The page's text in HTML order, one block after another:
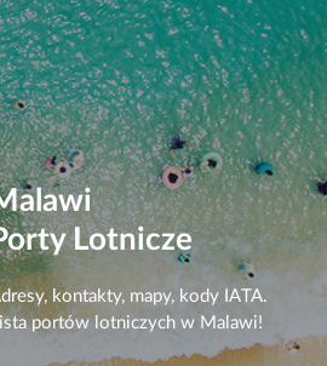
Lotnicze
kontakty, mapy, kody IATA.
portów lotniczych w Malawi!